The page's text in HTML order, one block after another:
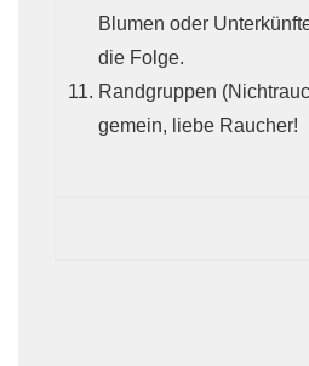
Blumen oder
die Folge.
Randgruppen
gemein, liebe Raucher!